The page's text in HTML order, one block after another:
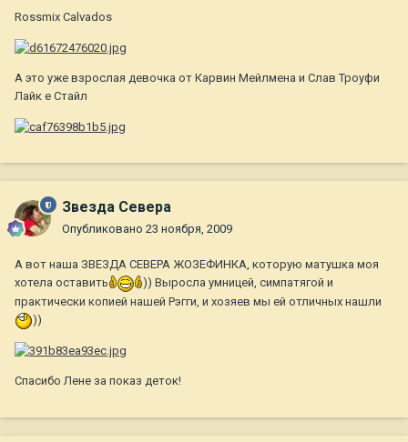
Rossmix Calvados
А это уже взрослая девочка от Карвин Мейлмена и Слав Троуфи
Лайк е Стайл
Звезда Севера
Опубликовано 23 ноября, 2009
А вот наша ЗВЕЗДА СЕВЕРА ЖОЗЕФИНКА, которую матушка моя
хотела оставить
)) Выросла умницей, симпатягой и
практически копией нашей Рэгги, и хозяев мы ей отличных нашли
))
Спасибо Лене за показ деток!